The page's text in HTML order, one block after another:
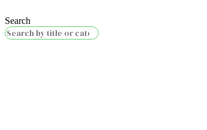
Search